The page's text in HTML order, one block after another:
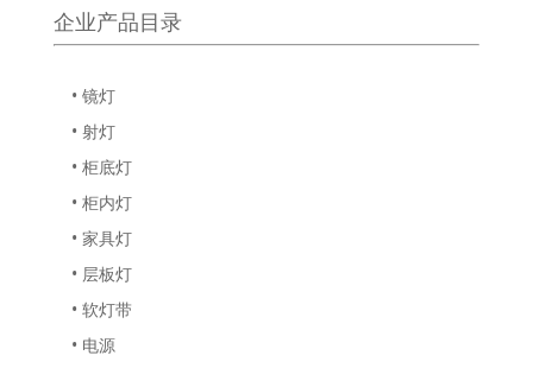
企业产品目录
• 镜灯
• 射灯
• 柜底灯
• 柜内灯
• 家具灯
• 层板灯
• 软灯带
• 电源